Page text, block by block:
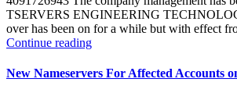
TSERVERS ENGINEERING
over has been on for a while but with effect
Continue reading
New Nameservers For Affected Accounts